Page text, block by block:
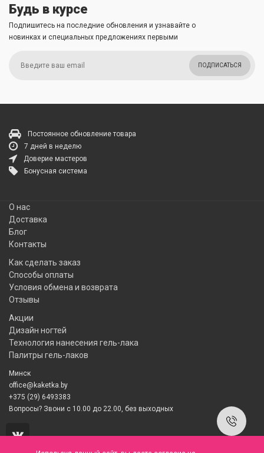
Будь в курсе
Подпишитесь на последние обновления и узнавайте о
новинках и специальных предложениях первыми
ПОДПИСАТЬСЯ
Постоянное обновление товара
7 дней в неделю
Доверие мастеров
Бонусная система
О нас
Доставка
Блог
Контакты
Как сделать заказ
Способы оплаты
Условия обмена и возврата
Отзывы
Акции
Дизайн ногтей
Технология нанесения гель-лака
Палитры гель-лаков
Минск
office@kaketka.by
+375 (29) 6493383
Вопросы? Звони с 10.00 до 22.00, без выходных